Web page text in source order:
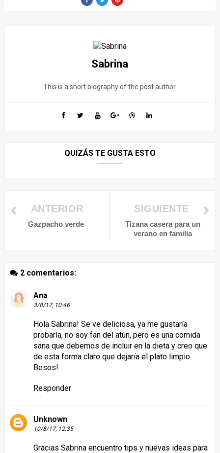
Sabrina
This is a short biography of the post author.
QUIZÁS TE GUSTA ESTO
SIGUIENTE
Tizana casera para un
verano en familia
ANTERIOR
Gazpacho verde
2 comentarios:
Ana
3/8/17, 10:46
Hola Sabrina! Se ve deliciosa, ya me gustaría
probarla, no soy fan del atún, pero es una comida
sana que debemos de incluir en la dieta y creo que
de esta forma claro que dejaría el plato limpio.
Besos!
Responder
Unknown
10/8/17, 12:35
Gracias Sabrina encuentro tips y nuevas ideas para